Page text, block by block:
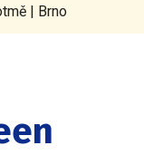
| Brno